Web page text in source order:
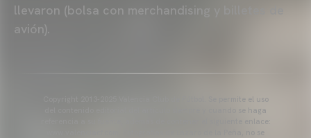
llevaron (bolsa con merchandising y billetes de
avión).
Copyright 2013-2025 Valencia Club de Fútbol. Se permite el uso
del contenido editorial del artículo siempre y cuando se haga
referencia a su fuente, además de contener el siguiente enlace:
www.valenciacf.com. Fotografías de Lázaro de la Peña, no se